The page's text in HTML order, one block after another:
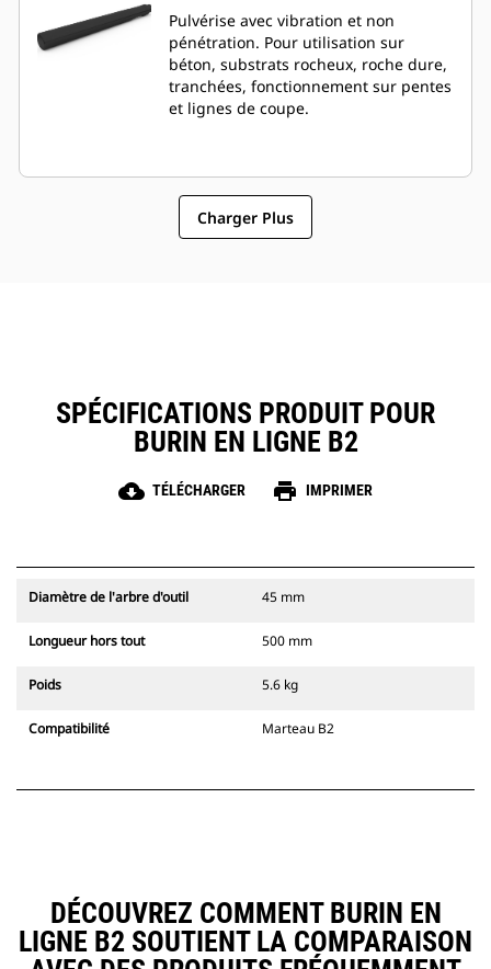
Pulvérise avec vibration et non
pénétration. Pour utilisation sur
béton, substrats rocheux, roche dure,
tranchées, fonctionnement sur pentes
et lignes de coupe.
Charger Plus
SPÉCIFICATIONS PRODUIT POUR
BURIN EN LIGNE B2
cloud_download TÉLÉCHARGER print IMPRIMER
Diamètre de l'arbre d'outil 45 mm
Longueur hors tout 500 mm
Poids 5.6 kg
Compatibilité Marteau B2
DÉCOUVREZ COMMENT BURIN EN
LIGNE B2 SOUTIENT LA COMPARAISON